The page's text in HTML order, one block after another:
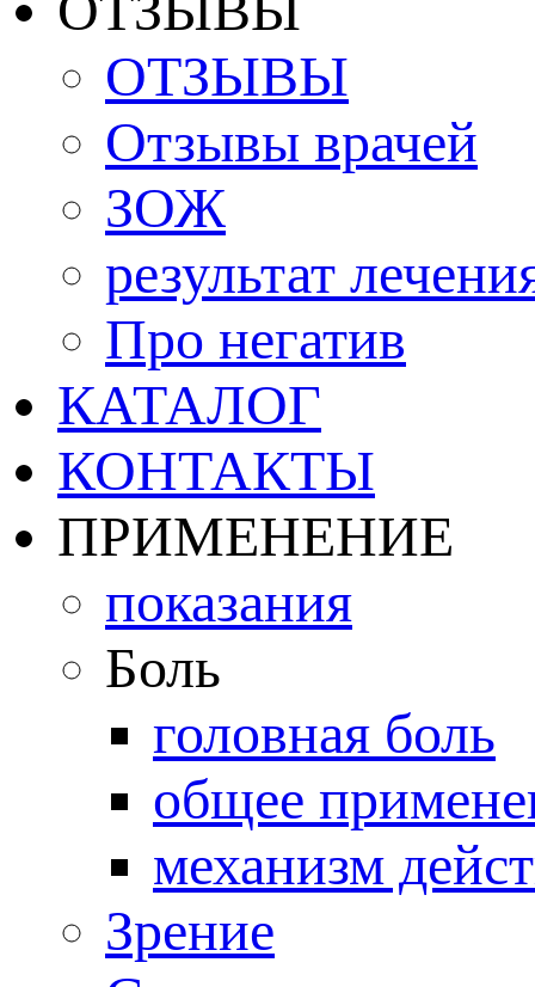
ОТЗЫВЫ
Отзывы врачей
ЗОЖ
результат
Про негатив
КАТАЛОГ
КОНТАКТЫ
ПРИМЕНЕНИЕ
показания
Боль
головная боль
общее
механизм
Зрение